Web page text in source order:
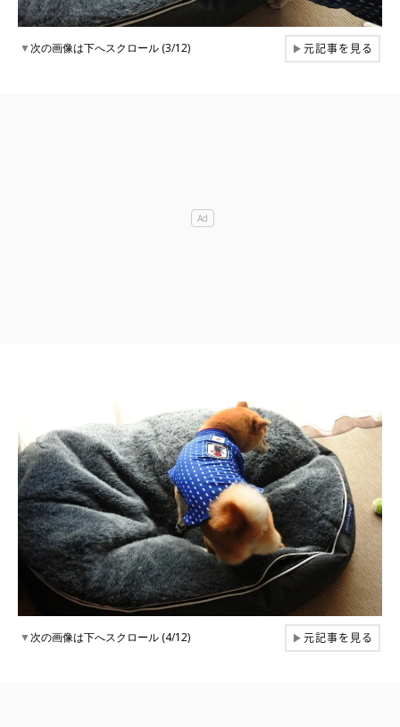
▼次の画像は下へスクロール (3/12) ▶元記事を見る
▼次の画像は下へスクロール (4/12) ▶元記事を見る